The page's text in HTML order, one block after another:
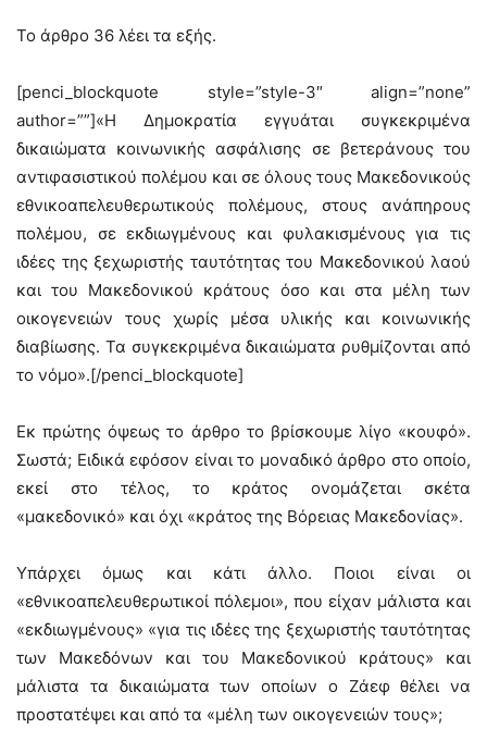
Το άρθρο 36 λέει τα εξής.
[penci_blockquote style=”style-3″ align=”none”
author=””]«Η Δημοκρατία εγγυάται συγκεκριμένα
δικαιώματα κοινωνικής ασφάλισης σε βετεράνους του
αντιφασιστικού πολέμου και σε όλους τους Μακεδονικούς
εθνικοαπελευθερωτικούς πολέμους, στους ανάπηρους
πολέμου, σε εκδιωγμένους και φυλακισμένους για τις
ιδέες της ξεχωριστής ταυτότητας του Μακεδονικού λαού
και του Μακεδονικού κράτους όσο και στα μέλη των
οικογενειών τους χωρίς μέσα υλικής και κοινωνικής
διαβίωσης. Τα συγκεκριμένα δικαιώματα ρυθμίζονται από
το νόμο».[/penci_blockquote]
Εκ πρώτης όψεως το άρθρο το βρίσκουμε λίγο «κουφό».
Σωστά; Ειδικά εφόσον είναι το μοναδικό άρθρο στο οποίο,
εκεί στο τέλος, το κράτος ονομάζεται σκέτα
«μακεδονικό» και όχι «κράτος της Βόρειας Μακεδονίας».
Υπάρχει όμως και κάτι άλλο. Ποιοι είναι οι
«εθνικοαπελευθερωτικοί πόλεμοι», που είχαν μάλιστα και
«εκδιωγμένους» «για τις ιδέες της ξεχωριστής ταυτότητας
των Μακεδόνων και του Μακεδονικού κράτους» και
μάλιστα τα δικαιώματα των οποίων ο Ζάεφ θέλει να
προστατέψει και από τα «μέλη των οικογενειών τους»;